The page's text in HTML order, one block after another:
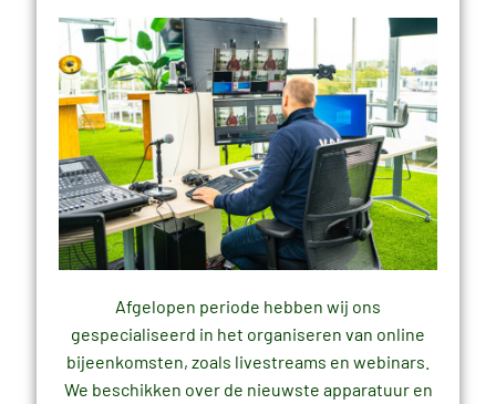
Afgelopen periode hebben wij ons
gespecialiseerd in het organiseren van online
bijeenkomsten, zoals livestreams en webinars.
We beschikken over de nieuwste apparatuur en